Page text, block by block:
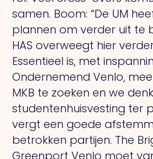
samen. Boom: “De UM
plannen om verder uit te
HAS overweegt hier
Essentieel is, met
Ondernemend Venlo,
MKB te zoeken en we
studentenhuisvesting ter
vergt een goede
betrokken partijen. The
Greenport Venlo moet